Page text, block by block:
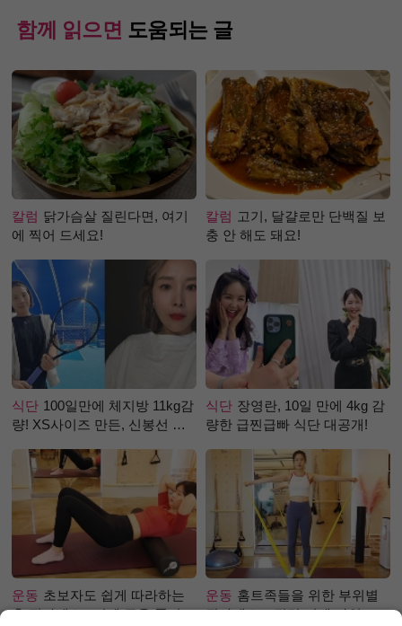
함께 읽으면 도움되는 글
칼럼 닭가슴살 질린다면, 여기
에 찍어 드세요!
칼럼 고기, 달걀로만 단백질 보
충 안 해도 돼요!
식단 100일만에 체지방 11kg감
량! XS사이즈 만든, 신봉선 식
식단 장영란, 10일 만에 4kg 감
량한 급찐급빠 식단 대공개!
운동 초보자도 쉽게 따라하는
홈 필라테스 –어깨 근육 풀어주
운동 홈트족들을 위한 부위별
필라테스 – 직각 어깨 라인 만